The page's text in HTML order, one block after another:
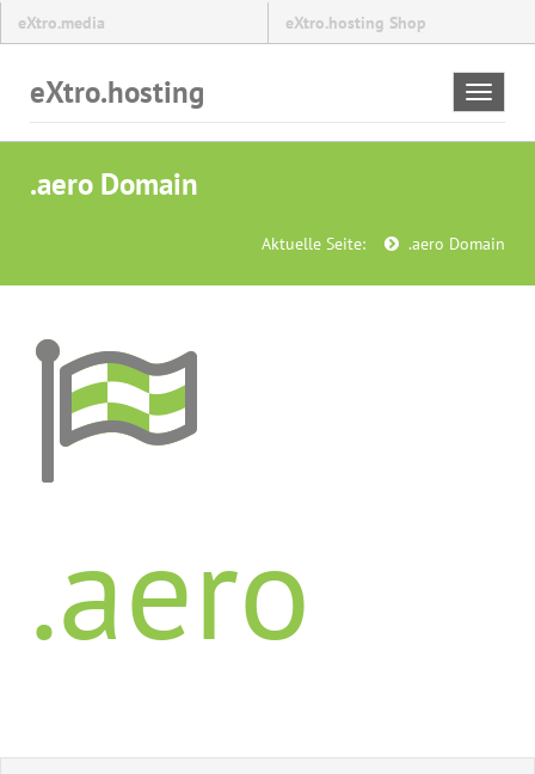
eXtro.media eXtro.hosting Shop
Toggle
eXtro.hosting
.aero Domain
Aktuelle Seite: .aero Domain
.aero